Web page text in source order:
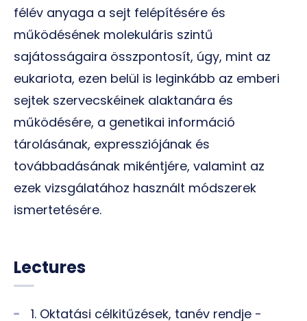
félév anyaga a sejt felépítésére és
működésének molekuláris szintű
sajátosságaira összpontosít, úgy, mint az
eukariota, ezen belül is leginkább az emberi
sejtek szervecskéinek alaktanára és
működésére, a genetikai információ
tárolásának, expressziójának és
továbbadásának mikéntjére, valamint az
ezek vizsgálatához használt módszerek
ismertetésére.
Lectures
1. Oktatási célkitűzések, tanév rendje -